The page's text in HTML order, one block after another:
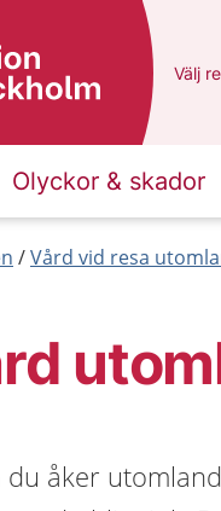
Du
Välj
Olyckor & skador
Vård vid resa
du åker